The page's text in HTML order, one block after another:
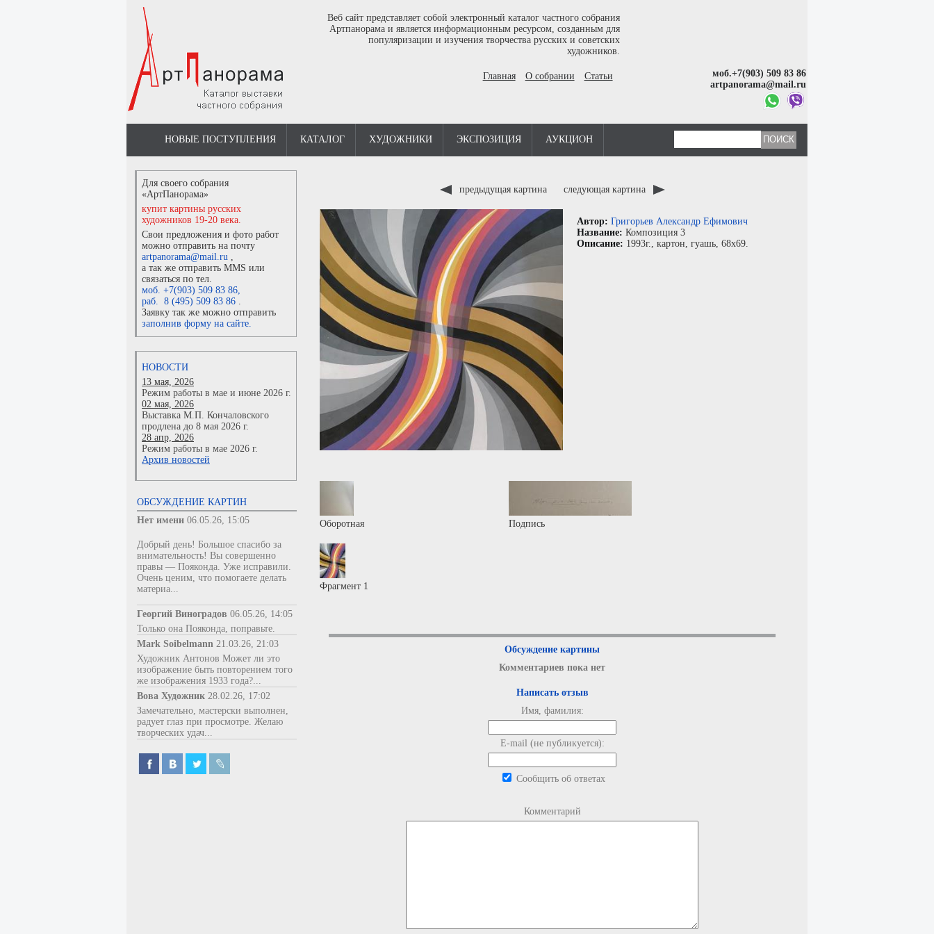
Веб сайт представляет собой электронный каталог частного собрания
Артпанорама и является информационным ресурсом, созданным для
популяризации и изучения творчества русских и советских
художников.
Главная О собрании Статьи
моб.+7(903) 509 83 86
artpanorama@mail.ru
НОВЫЕ ПОСТУПЛЕНИЯ КАТАЛОГ ХУДОЖНИКИ ЭКСПОЗИЦИЯ АУКЦИОН
Для своего собрания
«АртПанорама»
купит картины русских
художников 19-20 века.
Свои предложения и фото работ
можно отправить на почту
artpanorama@mail.ru ,
а так же отправить MMS или
связаться по тел.
моб. +7(903) 509 83 86,
раб. 8 (495) 509 83 86 .
Заявку так же можно отправить
заполнив форму на сайте.
НОВОСТИ
13 мая, 2026
Режим работы в мае и июне 2026 г.
02 мая, 2026
Выставка М.П. Кончаловского
продлена до 8 мая 2026 г.
28 апр, 2026
Режим работы в мае 2026 г.
Архив новостей
ОБСУЖДЕНИЕ КАРТИН
Нет имени 06.05.26, 15:05
Добрый день! Большое спасибо за
внимательность! Вы совершенно
правы — Пояконда. Уже исправили.
Очень ценим, что помогаете делать
материа...
Георгий Виноградов 06.05.26, 14:05
Только она Пояконда, поправьте.
Mark Soibelmann 21.03.26, 21:03
Художник Антонов Может ли это
изображение быть повторением того
же изображения 1933 года?...
Вова Художник 28.02.26, 17:02
Замечательно, мастерски выполнен,
радует глаз при просмотре. Желаю
творческих удач...
предыдущая картина следующая картина
Автор: Григорьев Александр Ефимович
Название: Композиция 3
Описание: 1993г., картон, гуашь, 68x69.
Оборотная Подпись
Фрагмент 1
Обсуждение картины
Комментариев пока нет
Написать отзыв
Имя, фамилия:
E-mail (не публикуется):
Сообщить об ответах
Комментарий